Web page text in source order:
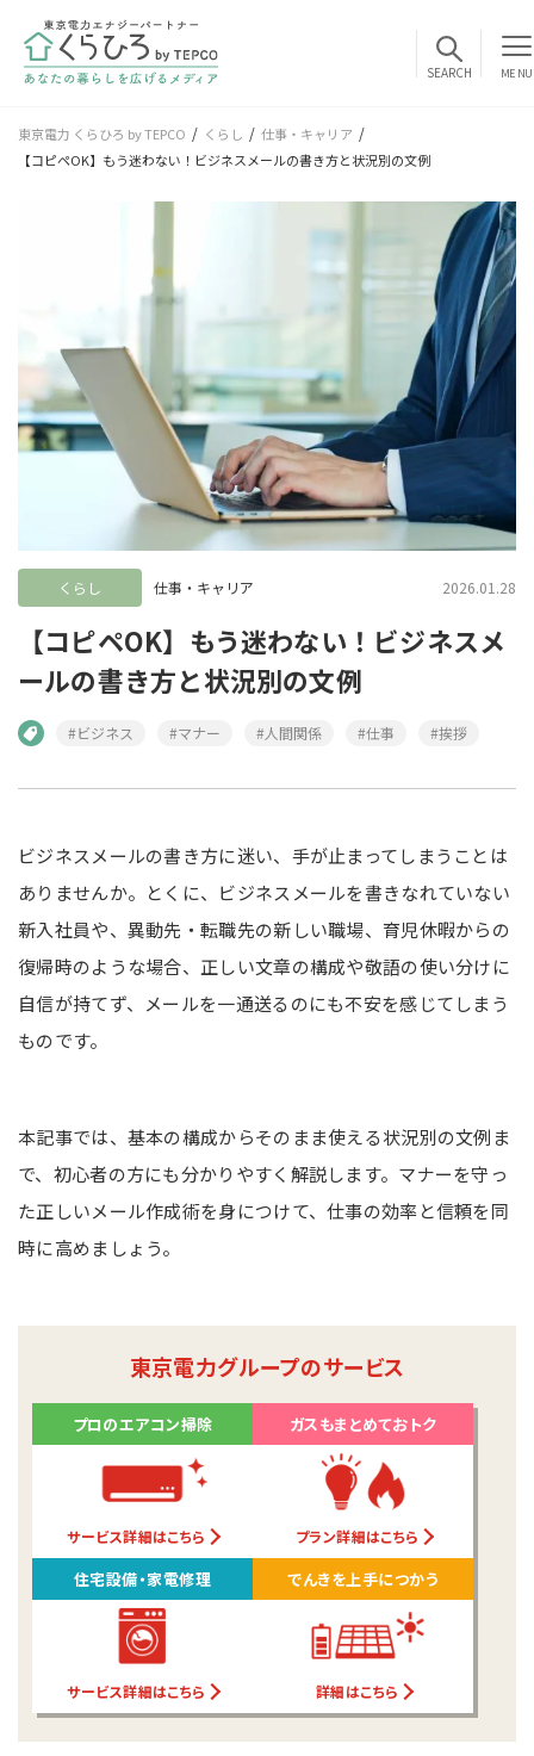
MENU
東京電力 くらひろ by TEPCO くらし
仕事・キャリア
【コピペOK】もう迷わない！ビジネスメールの書き方と状況別の文例
2026.01.28
くらし 仕事・キャリア
【コピペOK】もう迷わない！ビジネスメ
ールの書き方と状況別の文例
#ビジネス #マナー #人間関係 #仕事 #挨拶
ビジネスメールの書き方に迷い、手が止まってしまうことは
ありませんか。とくに、ビジネスメールを書きなれていない
新入社員や、異動先・転職先の新しい職場、育児休暇からの
復帰時のような場合、正しい文章の構成や敬語の使い分けに
自信が持てず、メールを一通送るのにも不安を感じてしまう
ものです。
本記事では、基本の構成からそのまま使える状況別の文例ま
で、初心者の方にも分かりやすく解説します。マナーを守っ
た正しいメール作成術を身につけて、仕事の効率と信頼を同
時に高めましょう。
東京電力グループのサービス
プロのエアコン掃除
サービス詳細はこちら
ガスもまとめておトク
プラン詳細はこちら
住宅設備・家電修理
サービス詳細はこちら
でんきを上手につかう
詳細はこちら